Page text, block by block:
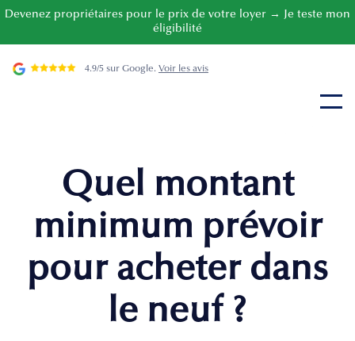
Devenez propriétaires pour le prix de votre loyer → Je teste mon
éligibilité
4.9/5 sur Google. Voir les avis
Quel montant
minimum prévoir
pour acheter dans
le neuf ?